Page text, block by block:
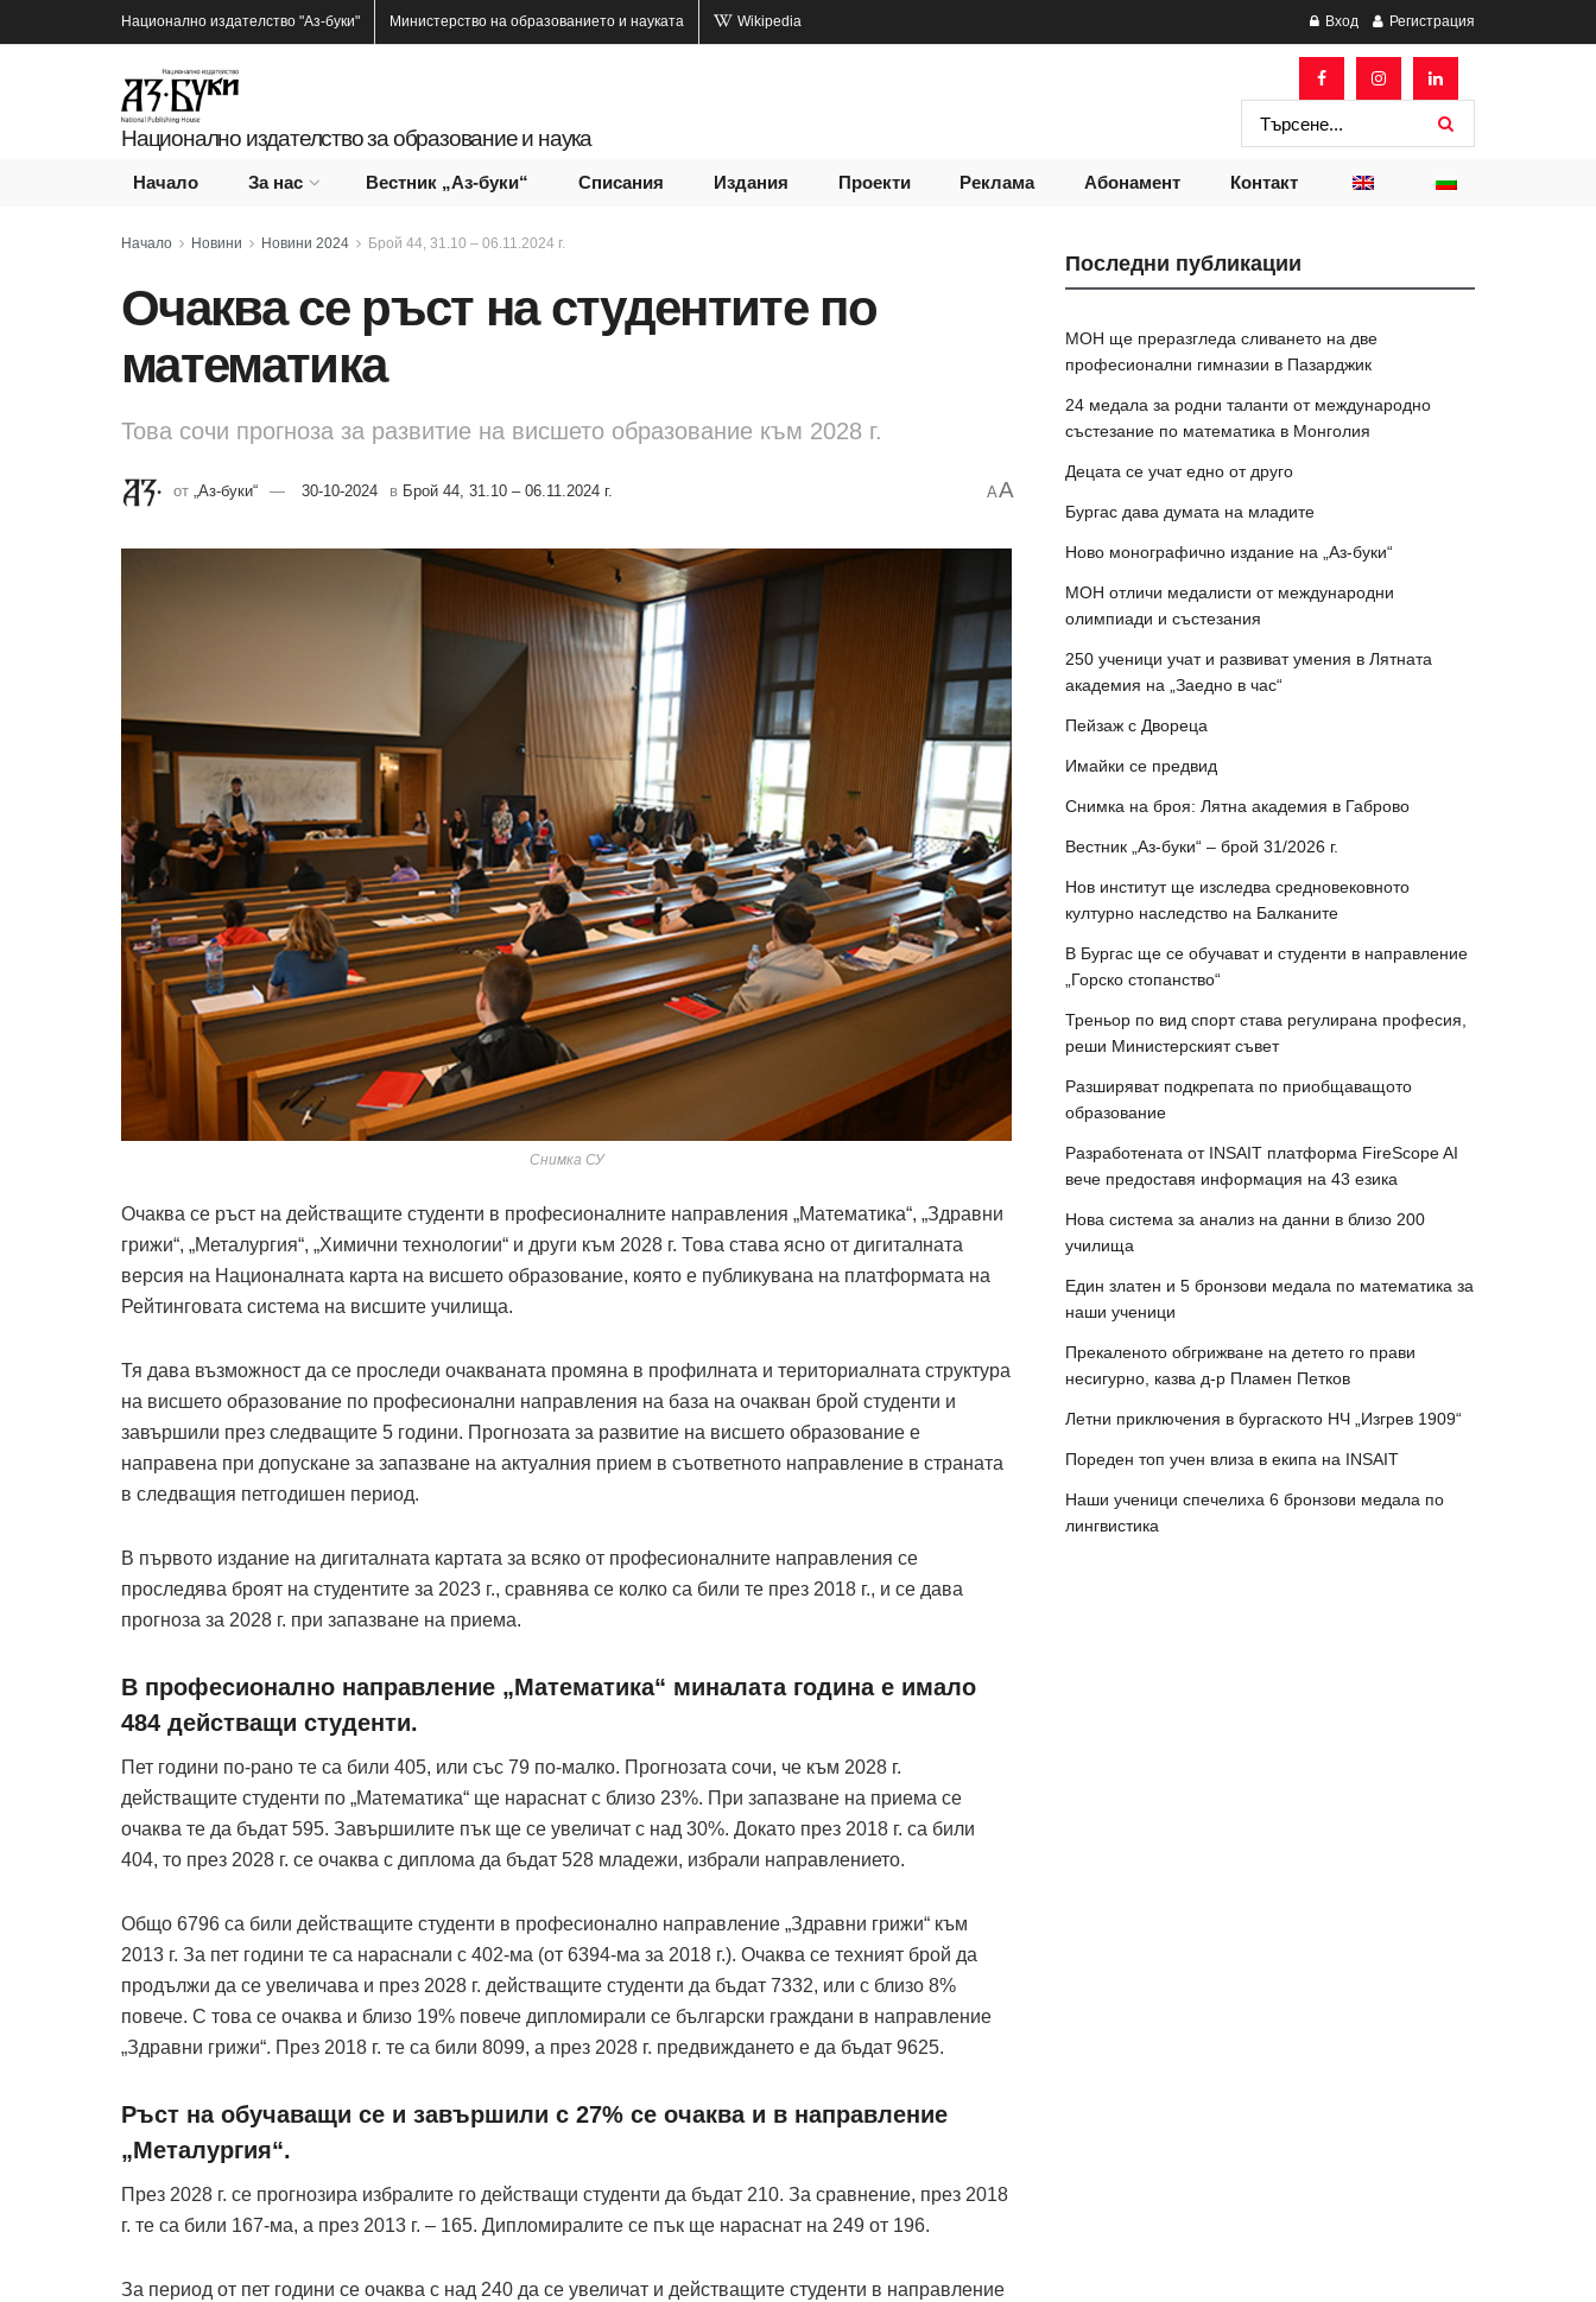
Национално издателство "Аз-буки" Министерство на образованието и науката Wikipedia Вход Регистрация
Национално издателство за образование и наука
Начало За нас Вестник „Аз-буки“ Списания Издания Проекти Реклама Абонамент Контакт
Начало Новини Новини 2024 Брой 44, 31.10 – 06.11.2024 г.
Очаква се ръст на студентите по
математика
Това сочи прогноза за развитие на висшето образование към 2028 г.
от „Аз-буки“ 30-10-2024 в Брой 44, 31.10 – 06.11.2024 г. AA
Снимка СУ
Очаква се ръст на действащите студенти в професионалните направления „Математика“, „Здравни
грижи“, „Металургия“, „Химични технологии“ и други към 2028 г. Това става ясно от дигиталната
версия на Националната карта на висшето образование, която е публикувана на платформата на
Рейтинговата система на висшите училища.
Тя дава възможност да се проследи очакваната промяна в профилната и териториалната структура
на висшето образование по професионални направления на база на очакван брой студенти и
завършили през следващите 5 години. Прогнозата за развитие на висшето образование е
направена при допускане за запазване на актуалния прием в съответното направление в страната
в следващия петгодишен период.
В първото издание на дигиталната картата за всяко от професионалните направления се
проследява броят на студентите за 2023 г., сравнява се колко са били те през 2018 г., и се дава
прогноза за 2028 г. при запазване на приема.
В професионално направление „Математика“ миналата година е имало
484 действащи студенти.
Пет години по-рано те са били 405, или със 79 по-малко. Прогнозата сочи, че към 2028 г.
действащите студенти по „Математика“ ще нараснат с близо 23%. При запазване на приема се
очаква те да бъдат 595. Завършилите пък ще се увеличат с над 30%. Докато през 2018 г. са били
404, то през 2028 г. се очаква с диплома да бъдат 528 младежи, избрали направлението.
Общо 6796 са били действащите студенти в професионално направление „Здравни грижи“ към
2013 г. За пет години те са нараснали с 402-ма (от 6394-ма за 2018 г.). Очаква се техният брой да
продължи да се увеличава и през 2028 г. действащите студенти да бъдат 7332, или с близо 8%
повече. С това се очаква и близо 19% повече дипломирали се български граждани в направление
„Здравни грижи“. През 2018 г. те са били 8099, а през 2028 г. предвиждането е да бъдат 9625.
Ръст на обучаващи се и завършили с 27% се очаква и в направление
„Металургия“.
През 2028 г. се прогнозира избралите го действащи студенти да бъдат 210. За сравнение, през 2018
г. те са били 167-ма, а през 2013 г. – 165. Дипломиралите се пък ще нараснат на 249 от 196.
За период от пет години се очаква с над 240 да се увеличат и действащите студенти в направление
Последни публикации
МОН ще преразгледа сливането на две
професионални гимназии в Пазарджик
24 медала за родни таланти от международно
състезание по математика в Монголия
Децата се учат едно от друго
Бургас дава думата на младите
Ново монографично издание на „Аз-буки“
МОН отличи медалисти от международни
олимпиади и състезания
250 ученици учат и развиват умения в Лятната
академия на „Заедно в час“
Пейзаж с Двореца
Имайки се предвид
Снимка на броя: Лятна академия в Габрово
Вестник „Аз-буки“ – брой 31/2026 г.
Нов институт ще изследва средновековното
културно наследство на Балканите
В Бургас ще се обучават и студенти в направление
„Горско стопанство“
Треньор по вид спорт става регулирана професия,
реши Министерският съвет
Разширяват подкрепата по приобщаващото
образование
Разработената от INSAIT платформа FireScope AI
вече предоставя информация на 43 езика
Нова система за анализ на данни в близо 200
училища
Един златен и 5 бронзови медала по математика за
наши ученици
Прекаленото обгрижване на детето го прави
несигурно, казва д-р Пламен Петков
Летни приключения в бургаското НЧ „Изгрев 1909“
Пореден топ учен влиза в екипа на INSAIT
Наши ученици спечелиха 6 бронзови медала по
лингвистика